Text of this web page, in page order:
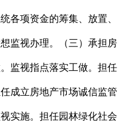
各项资金的筹集、放置、
监视办理。（三）承担房
监视指点落实工做。担任
成立房地产市场诚信监管
实施。担任园林绿化社会